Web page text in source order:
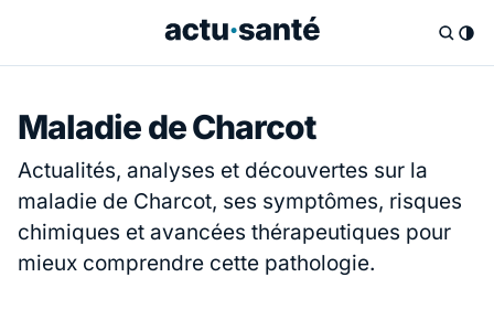
Maladie de Charcot
Actualités, analyses et découvertes sur la
maladie de Charcot, ses symptômes, risques
chimiques et avancées thérapeutiques pour
mieux comprendre cette pathologie.